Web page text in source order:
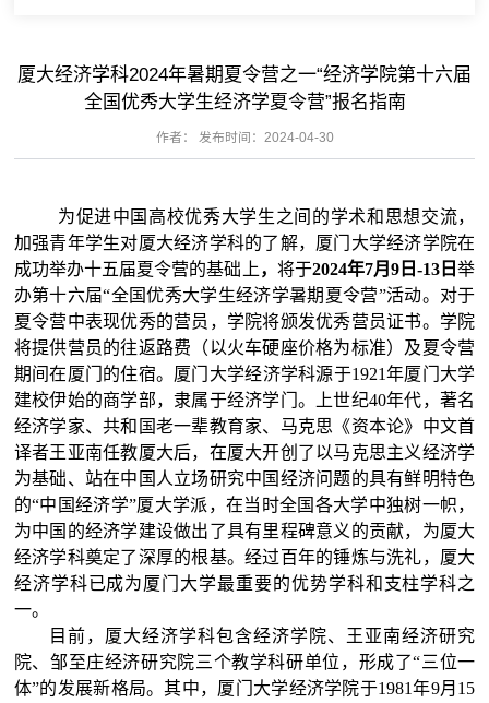
厦大经济学科2024年暑期夏令营之一“经济学院第十六届
全国优秀大学生经济学夏令营”报名指南
作者： 发布时间：2024-04-30
为促进中国高校优秀大学生之间的学术和思想交流，
加强青年学生对厦大经济学科的了解， 厦门大学经济学院在
成功举办十五届夏令营的基础上 ， 将于2024年7月9 日-13 日举
办第十六届“全国优秀大学生经济学暑期夏令营”活动。 对于
夏令营中表现优秀的营员， 学院将颁发优秀营员证书。学院
将提供营员的往返路费（以火车硬座价格为标准）及夏令营
期间在厦门的住宿。 厦门大学经济学科源于1921年厦门大学
建校伊始的商学部，隶属于经济学门。上世纪40年代，著名
经济学家、共和国老一辈教育家、马克思《资本论》中文首
译者王亚南任教厦大后，在厦大开创了以马克思主义经济学
为基础、站在中国人立场研究中国经济问题的具有鲜明特色
的“中国经济学”厦大学派，在当时全国各大学中独树一帜，
为中国的经济学建设做出了具有里程碑意义的贡献， 为厦大
经济学科奠定了深厚的根基。经过百年的锤炼与洗礼，厦大
经济学科已成为厦门大学最重要的优势学科和支柱学科之
一。
目前，厦大经济学科包含经济学院、王亚南经济研究
院、邹至庄经济研究院三个教学科研单位，形成了“三位一
体”的发展新格局。其中，厦门大学经济学院于1981年9月15